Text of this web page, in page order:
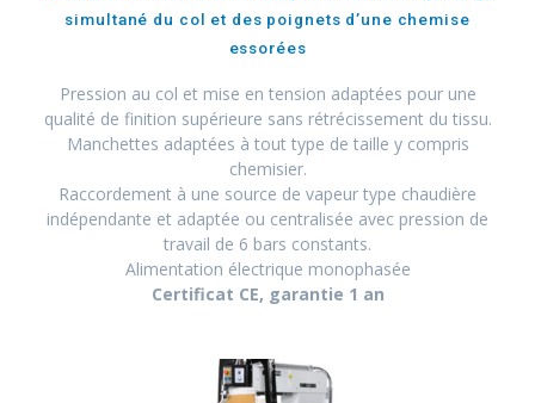
simultané du col et des poignets d’une chemise
essorées
Pression au col et mise en tension adaptées pour une
qualité de finition supérieure sans rétrécissement du tissu.
Manchettes adaptées à tout type de taille y compris
chemisier.
Raccordement à une source de vapeur type chaudière
indépendante et adaptée ou centralisée avec pression de
travail de 6 bars constants.
Alimentation électrique monophasée
Certificat CE, garantie 1 an